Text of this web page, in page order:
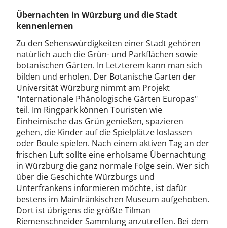
Übernachten in Würzburg und die Stadt
kennenlernen
Zu den Sehenswürdigkeiten einer Stadt gehören
natürlich auch die Grün- und Parkflächen sowie
botanischen Gärten. In Letzterem kann man sich
bilden und erholen. Der Botanische Garten der
Universität Würzburg nimmt am Projekt
"Internationale Phänologische Gärten Europas"
teil. Im Ringpark können Touristen wie
Einheimische das Grün genießen, spazieren
gehen, die Kinder auf die Spielplätze loslassen
oder Boule spielen. Nach einem aktiven Tag an der
frischen Luft sollte eine erholsame Übernachtung
in Würzburg die ganz normale Folge sein. Wer sich
über die Geschichte Würzburgs und
Unterfrankens informieren möchte, ist dafür
bestens im Mainfränkischen Museum aufgehoben.
Dort ist übrigens die größte Tilman
Riemenschneider Sammlung anzutreffen. Bei dem